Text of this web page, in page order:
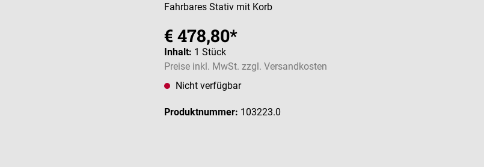
Fahrbares Stativ mit Korb
€ 478,80*
Inhalt: 1 Stück
Preise inkl. MwSt. zzgl. Versandkosten
Nicht verfügbar
Produktnummer: 103223.0